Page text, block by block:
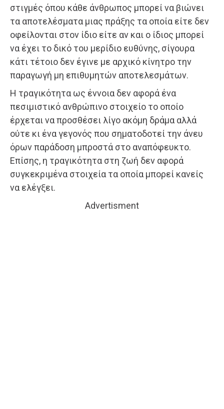
στιγμές όπου κάθε άνθρωπος μπορεί να βιώνει
τα αποτελέσματα μιας πράξης τα οποία είτε δεν
οφείλονται στον ίδιο είτε αν και ο ίδιος μπορεί
να έχει το δικό του μερίδιο ευθύνης, σίγουρα
κάτι τέτοιο δεν έγινε με αρχικό κίνητρο την
παραγωγή μη επιθυμητών αποτελεσμάτων.
Η τραγικότητα ως έννοια δεν αφορά ένα
πεσιμιστικό ανθρώπινο στοιχείο το οποίο
έρχεται να προσθέσει λίγο ακόμη δράμα αλλά
ούτε κι ένα γεγονός που σηματοδοτεί την άνευ
όρων παράδοση μπροστά στο αναπόφευκτο.
Επίσης, η τραγικότητα στη ζωή δεν αφορά
συγκεκριμένα στοιχεία τα οποία μπορεί κανείς
να ελέγξει.
Advertisment